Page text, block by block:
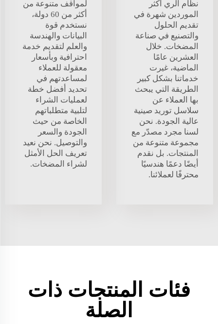
نظام الري أكثر
الموردين شهرة في
تقديم الحلول
والتصنيع في صناعة
المضخات. خلال
العشرين عامًا
الماضية، غيرت
خدماتنا بشكل كبير
الطريقة التي يبحث
بها العملاء عن
سلاسل توريد صينية
عالية الجودة. نحن
لسنا مجرد مصدّر مع
مجموعة متنوعة من
المنتجات. بل نقدم
أيضًا دعمًا هندسيًا
محترفًا لعملائنا.
لمواقف متنوعة من
أكثر من 60 دولة،
نستخدم قوة
البيانات والهندسة
والعلم لتقديم خدمة
احترافية وبأسعار
معقولة للعملاء
لمساعدتهم في
تحديد أفضل خطة
لعمليات الشراء
لتلبية متطلباتهم
الخاصة من حيث
الجودة والسعر
والتوصيل. نحن نعيد
تعريف الحل الأمثل
لشراء المضخات.
فئات المنتجات ذات
الصلة